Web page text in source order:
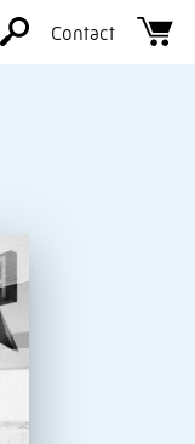
Contact